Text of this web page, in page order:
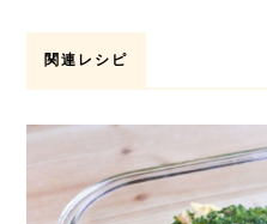
関連レシピ